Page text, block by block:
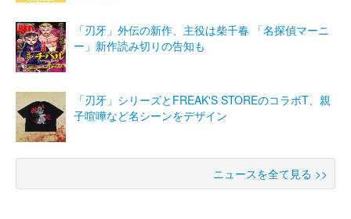
「刃牙」外伝の新作、主役は柴千春 「名探偵マーニ
ー」新作読み切りの告知も
「刃牙」シリーズとFREAK'S STOREのコラボT、親
子喧嘩など名シーンをデザイン
ニュースを全て見る >>